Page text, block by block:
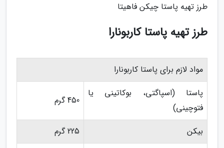
طرز تهیه پاستا چیکن فاهیتا
طرز تهیه پاستا کاربونارا
مواد لازم برای پاستا کاربونارا
پاستا (اسپاگتی، بوکاتینی یا
فتوچینی)
450 گرم
بیکن 225 گرم